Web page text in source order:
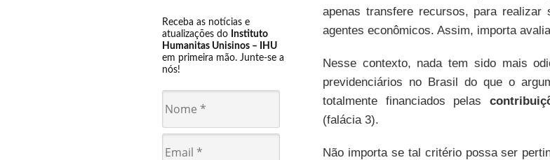
Receba as notícias e
atualizações do Instituto
Humanitas Unisinos – IHU
em primeira mão. Junte-se a
nós!
apenas transfere recursos, para
agentes econômicos. Assim, importa
Nesse contexto, nada tem sido mais
previdenciários no Brasil do que o
totalmente financiados pelas
(falácia 3).
Não importa se tal critério possa ser